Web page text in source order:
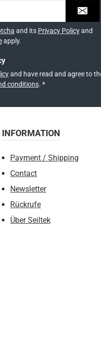
and its Privacy Policyand
apply.
conditions. *
INFORMATION
Payment / Shipping
Contact
Newsletter
Rückrufe
Über Seiltek